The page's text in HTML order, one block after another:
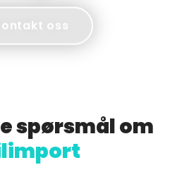
oss
spørsmål om